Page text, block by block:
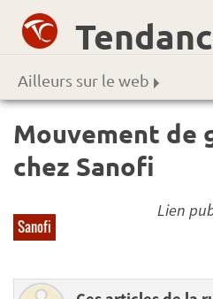
Ailleurs sur le web
Mouvement de
chez Sanofi
Sanofi
Lien